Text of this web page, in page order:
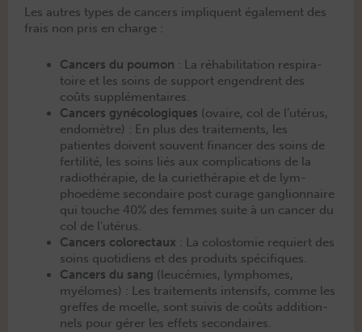
Les autres types de can­cers impliquent égale­ment des
frais non pris en charge :
Can­cers du poumon : La réha­bil­i­ta­tion res­pi­ra­
toire et les soins de sup­port engen­drent des
coûts supplémentaires.
Can­cers gyné­cologiques (ovaire, col de l’utérus,
endomètre) : En plus des traite­ments, les
patientes doivent sou­vent financer des soins de
fer­til­ité, les soins liés aux com­pli­ca­tions de la
radio­thérapie, de la curi­ethérapie et de lym­
phoedème sec­ondaire post curage gan­glion­naire
qui touche 40% des femmes suite à un can­cer du
col de l’utérus.
Can­cers col­orec­taux : La colostomie requiert des
soins quo­ti­di­ens et des pro­duits spécifiques.
Can­cers du sang (leucémies, lym­phomes,
myélomes) : Les traite­ments inten­sifs, comme les
greffes de moelle, sont suiv­is de coûts addi­tion­
nels pour gér­er les effets secondaires.